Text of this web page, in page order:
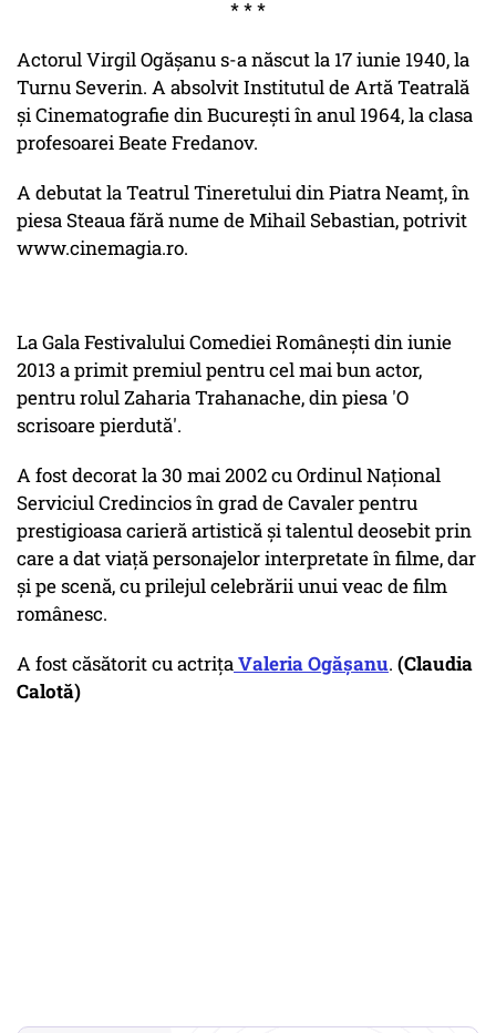
* * *
Actorul Virgil Ogășanu s-a născut la 17 iunie 1940, la
Turnu Severin. A absolvit Institutul de Artă Teatrală
și Cinematografie din București în anul 1964, la clasa
profesoarei Beate Fredanov.
A debutat la Teatrul Tineretului din Piatra Neamț, în
piesa Steaua fără nume de Mihail Sebastian, potrivit
www.cinemagia.ro.
La Gala Festivalului Comediei Românești din iunie
2013 a primit premiul pentru cel mai bun actor,
pentru rolul Zaharia Trahanache, din piesa 'O
scrisoare pierdută'.
A fost decorat la 30 mai 2002 cu Ordinul Național
Serviciul Credincios în grad de Cavaler pentru
prestigioasa carieră artistică și talentul deosebit prin
care a dat viață personajelor interpretate în filme, dar
și pe scenă, cu prilejul celebrării unui veac de film
românesc.
A fost căsătorit cu actrițaValeria Ogășanu. (Claudia
Calotă)